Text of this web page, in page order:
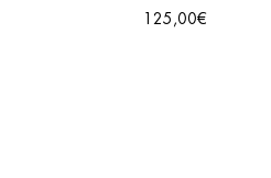
125,00€